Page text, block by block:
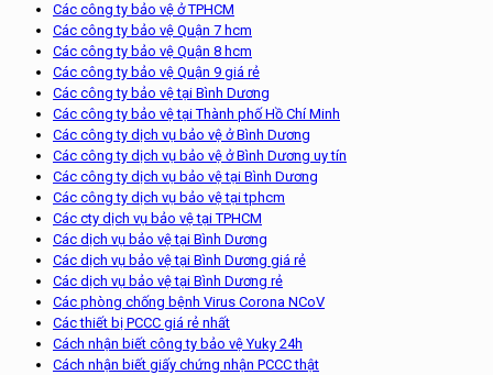
Các công ty bảo vệ ở TPHCM
Các công ty bảo vệ Quận 7 hcm
Các công ty bảo vệ Quận 8 hcm
Các công ty bảo vệ Quận 9 giá rẻ
Các công ty bảo vệ tại Bình Dương
Các công ty bảo vệ tại Thành phố Hồ Chí Minh
Các công ty dịch vụ bảo vệ ở Bình Dương
Các công ty dịch vụ bảo vệ ở Bình Dương uy tín
Các công ty dịch vụ bảo vệ tại Bình Dương
Các công ty dịch vụ bảo vệ tại tphcm
Các cty dịch vụ bảo vệ tại TPHCM
Các dịch vụ bảo vệ tại Bình Dương
Các dịch vụ bảo vệ tại Bình Dương giá rẻ
Các dịch vụ bảo vệ tại Bình Dương rẻ
Các phòng chống bệnh Virus Corona NCoV
Các thiết bị PCCC giá rẻ nhất
Cách nhận biết công ty bảo vệ Yuky 24h
Cách nhận biết giấy chứng nhận PCCC thật